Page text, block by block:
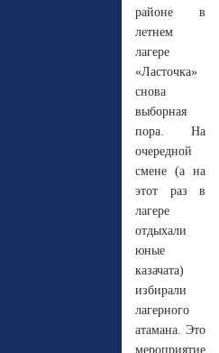
районе в
летнем
лагере
«Ласточка»
снова
выборная
пора. На
очередной
смене (а на
этот раз в
лагере
отдыхали
юные
казачата)
избирали
лагерного
атамана. Это
мероприятие